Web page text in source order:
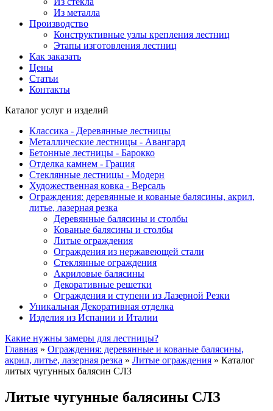
Из металла
Производство
Конструктивные узлы крепления лестниц
Этапы изготовления лестниц
Как заказать
Цены
Статьи
Контакты
Каталог услуг и изделий
Классика - Деревянные лестницы
Металлические лестницы - Авангард
Бетонные лестницы - Барокко
Отделка камнем - Грация
Стеклянные лестницы - Модерн
Художественная ковка - Версаль
Ограждения: деревянные и кованые балясины, акрил,
литье, лазерная резка
Деревянные балясины и столбы
Кованые балясины и столбы
Литые ограждения
Ограждения из нержавеющей стали
Стеклянные ограждения
Акриловые балясины
Декоративные решетки
Ограждения и ступени из Лазерной Резки
Уникальная Декоративная отделка
Изделия из Испании и Италии
Какие нужны замеры для лестницы?
Главная » Ограждения: деревянные и кованые балясины,
акрил, литье, лазерная резка » Литые ограждения » Каталог
литых чугунных балясин СЛЗ
Литые чугунные балясины СЛЗ